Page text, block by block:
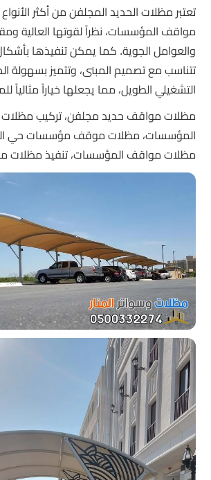
تعتبر مظلات الحديد المجلفن من أكثر
مواقف المؤسسات، نظراً لقوتها العالية
والعوامل الجوية. كما يمكن تنفيذها
تتناسب مع تصميم المبنى، وتتميز بسهولة
التشغيلي الطويل، مما يجعلها خياراً مثالياً
مظلات مواقف حديد مجلفن، تركيب
المؤسسات، مظلات موقف مؤسسات حي
مظلات مواقف المؤسسات، تنفيذ